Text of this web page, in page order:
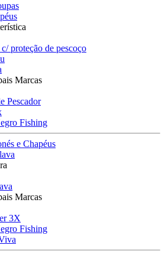
proteção de pescoço
Marcas
Pescador
Fishing
e Chapéus
Marcas
3X
Fishing